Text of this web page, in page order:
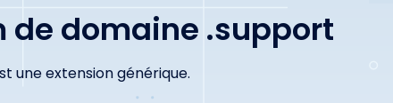
de domaine .support
une extension générique.